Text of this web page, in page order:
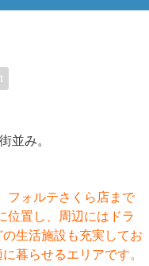
並み。
フォルテさくら店まで
位置し、周辺にはドラ
生活施設も充実してお
暮らせるエリアです。